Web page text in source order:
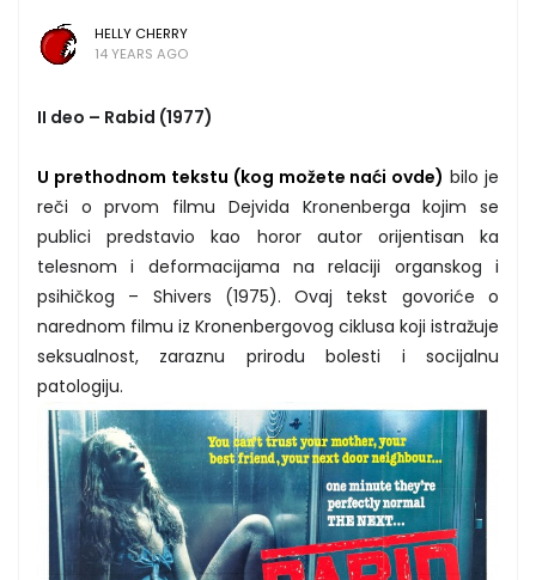
HELLY CHERRY
14 YEARS AGO
II deo – Rabid (1977)
U prethodnom tekstu (kog možete naći ovde) bilo je
reči o prvom filmu Dejvida Kronenberga kojim se
publici predstavio kao horor autor orijentisan ka
telesnom i deformacijama na relaciji organskog i
psihičkog – Shivers (1975). Ovaj tekst govoriće o
narednom filmu iz Kronenbergovog ciklusa koji istražuje
seksualnost, zaraznu prirodu bolesti i socijalnu
patologiju.